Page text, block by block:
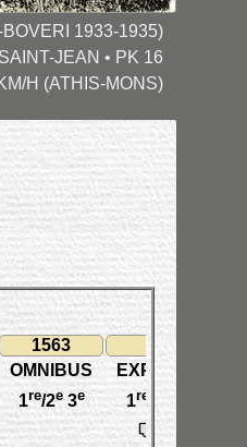
1933-1935)
JEAN • PK 16
H (ATHIS-MONS)
1563 55
OMNIBUS EXPRESS
1re/2e3e 1re2 e